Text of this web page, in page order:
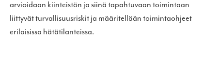
arvioidaan kiinteistön ja siinä tapahtuvaan toimintaan
liittyvät turvallisuusriskit ja määritellään toimintaohjeet
erilaisissa hätätilanteissa.